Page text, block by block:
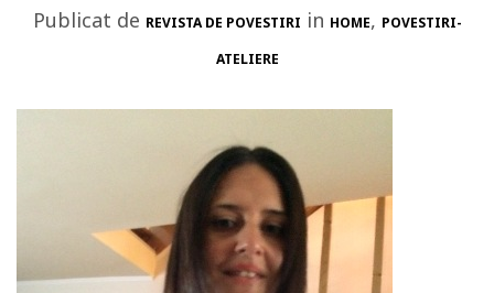
Publicat de REVISTA DE POVESTIRI in HOME, POVESTIRI-
ATELIERE